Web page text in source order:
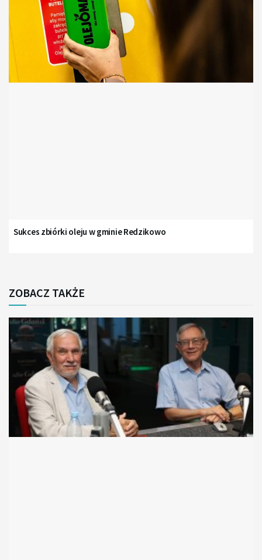
Sukces zbiórki oleju w gminie Redzikowo
ZOBACZ TAKŻE